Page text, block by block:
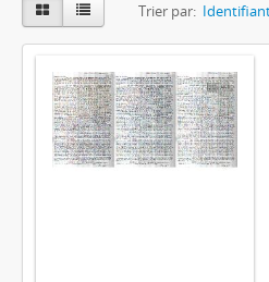
Trier par: